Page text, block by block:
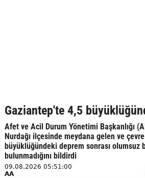
Gaziantep'te 4,5
Afet ve Acil Durum Yönetimi Başkanlığı
Nurdağı ilçesinde meydana gelen ve
büyüklüğündeki deprem sonrası olumsuz
bulunmadığını bildirdi
09.08.2026 05:51:00
AA